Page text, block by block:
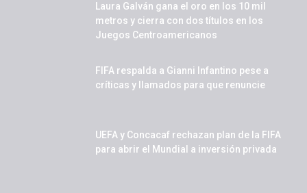
Laura Galván gana el oro en los 10 mil
metros y cierra con dos títulos en los
Juegos Centroamericanos
FIFA respalda a Gianni Infantino pese a
críticas y llamados para que renuncie
UEFA y Concacaf rechazan plan de la FIFA
para abrir el Mundial a inversión privada